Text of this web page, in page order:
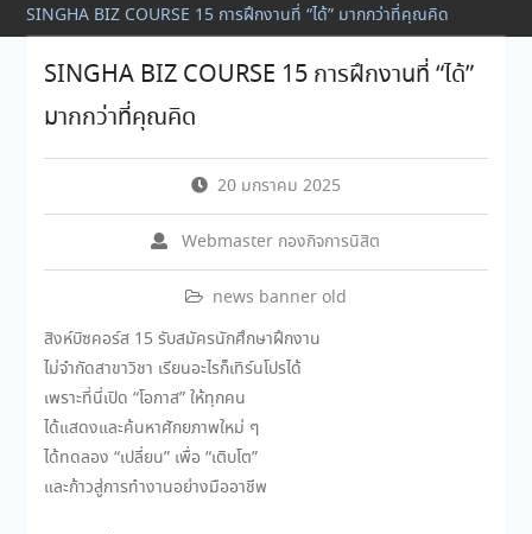
SINGHA BIZ COURSE 15 การฝึกงานที่ “ได้” มากกว่าที่คุณคิด
SINGHA BIZ COURSE 15 การฝึกงานที่ “ได้”
มากกว่าที่คุณคิด
20 มกราคม 2025
Webmaster กองกิจการนิสิต
news banner old
สิงห์บิซคอร์ส 15 รับสมัครนักศึกษาฝึกงาน
ไม่จำกัดสาขาวิชา เรียนอะไรก็เทิร์นโปรได้
เพราะที่นี่เปิด “โอกาส” ให้ทุกคน
ได้แสดงและค้นหาศักยภาพใหม่ ๆ
ได้ทดลอง “เปลี่ยน” เพื่อ “เติบโต”
และก้าวสู่การทำงานอย่างมืออาชีพ